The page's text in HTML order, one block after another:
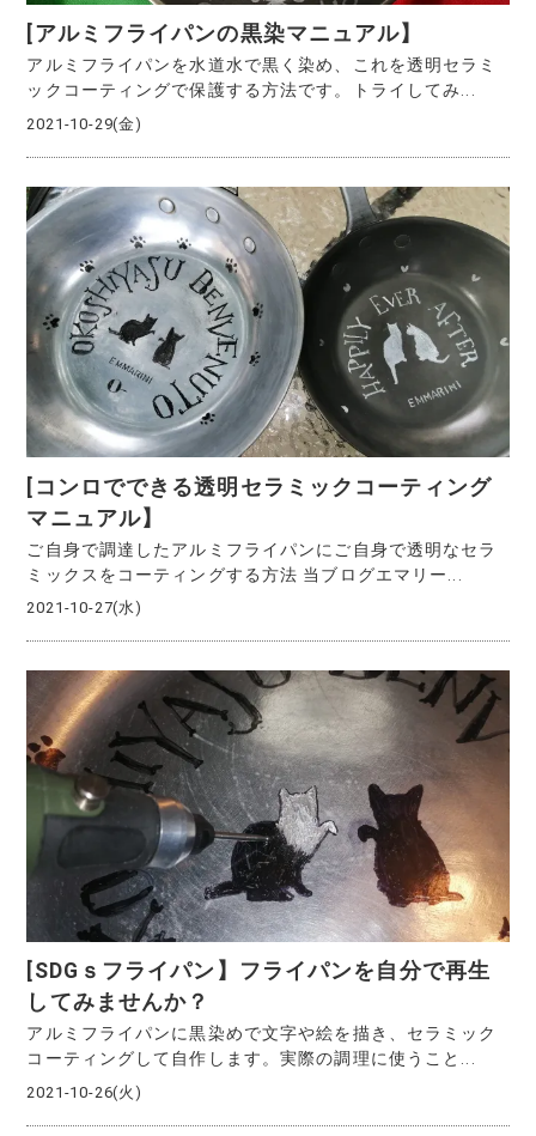
[アルミフライパンの黒染マニュアル】
アルミフライパンを水道水で黒く染め、これを透明セラミ
ックコーティングで保護する方法です。トライしてみ...
2021-10-29(金)
[コンロでできる透明セラミックコーティング
マニュアル】
ご自身で調達したアルミフライパンにご自身で透明なセラ
ミックスをコーティングする方法 当ブログエマリー...
2021-10-27(水)
[SDGｓフライパン】フライパンを自分で再生
してみませんか？
アルミフライパンに黒染めで文字や絵を描き、セラミック
コーティングして自作します。実際の調理に使うこと...
2021-10-26(火)